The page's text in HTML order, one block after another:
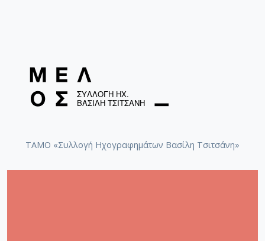
ΤΑΜΟ «Συλλογή Ηχογραφημάτων Βασίλη Τσιτσάνη»